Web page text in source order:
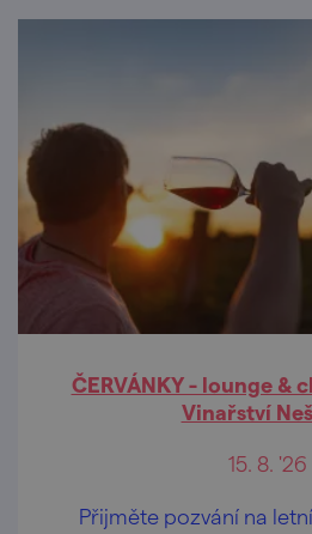
ČERVÁNKY - lounge &
Vinařství
15. 8. '26
Přijměte pozvání na